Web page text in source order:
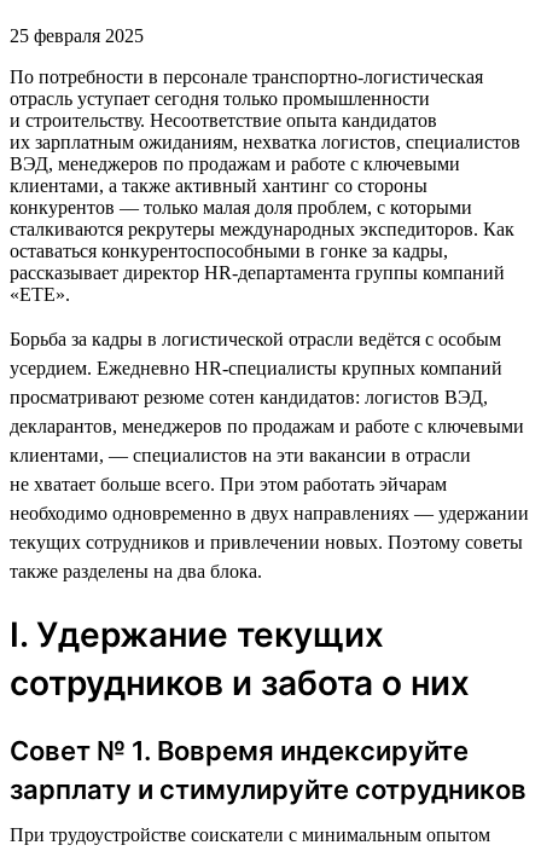
25 февраля 2025
По потребности в персонале транспортно-логистическая
отрасль уступает сегодня только промышленности
и строительству. Несоответствие опыта кандидатов
их зарплатным ожиданиям, нехватка логистов, специалистов
ВЭД, менеджеров по продажам и работе с ключевыми
клиентами, а также активный хантинг со стороны
конкурентов — только малая доля проблем, с которыми
сталкиваются рекрутеры международных экспедиторов. Как
оставаться конкурентоспособными в гонке за кадры,
рассказывает директор HR-департамента группы компаний
«ЕТЕ».
Борьба за кадры в логистической отрасли ведётся с особым
усердием. Ежедневно HR-специалисты крупных компаний
просматривают резюме сотен кандидатов: логистов ВЭД,
декларантов, менеджеров по продажам и работе с ключевыми
клиентами, — специалистов на эти вакансии в отрасли
не хватает больше всего. При этом работать эйчарам
необходимо одновременно в двух направлениях — удержании
текущих сотрудников и привлечении новых. Поэтому советы
также разделены на два блока.
I. Удержание текущих
сотрудников и забота о них
Совет № 1. Вовремя индексируйте
зарплату и стимулируйте сотрудников
При трудоустройстве соискатели с минимальным опытом